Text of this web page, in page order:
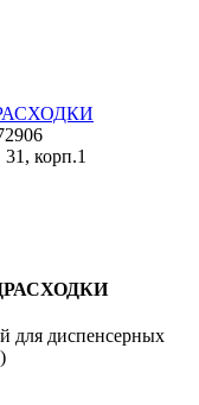
корп.1
для диспенсерных